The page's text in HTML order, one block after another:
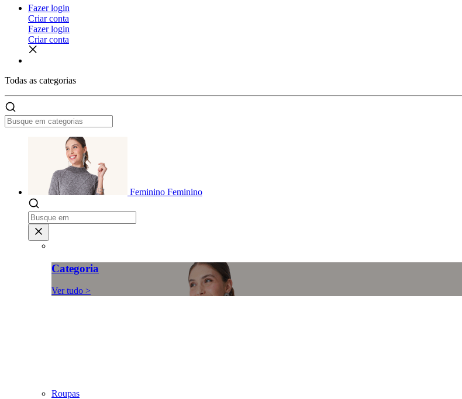
Fazer login
Criar conta
Fazer login
Criar conta
Todas as categorias
Feminino Feminino
Categoria
Ver tudo >
Roupas